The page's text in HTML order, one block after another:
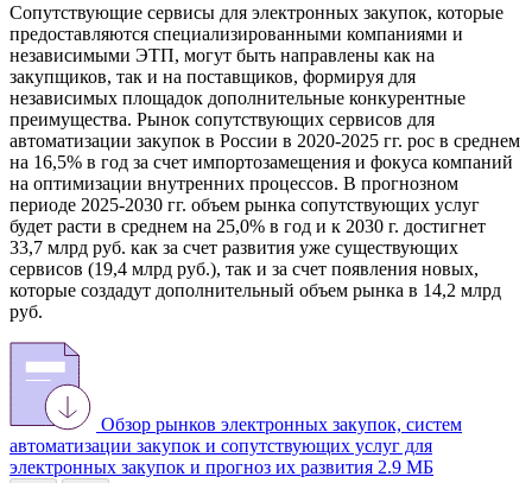
Сопутствующие сервисы для электронных закупок, которые
предоставляются специализированными компаниями и
независимыми ЭТП, могут быть направлены как на
закупщиков, так и на поставщиков, формируя для
независимых площадок дополнительные конкурентные
преимущества. Рынок сопутствующих сервисов для
автоматизации закупок в России в 2020-2025 гг. рос в среднем
на 16,5% в год за счет импортозамещения и фокуса компаний
на оптимизации внутренних процессов. В прогнозном
периоде 2025-2030 гг. объем рынка сопутствующих услуг
будет расти в среднем на 25,0% в год и к 2030 г. достигнет
33,7 млрд руб. как за счет развития уже существующих
сервисов (19,4 млрд руб.), так и за счет появления новых,
которые создадут дополнительный объем рынка в 14,2 млрд
руб.
Обзор рынков электронных закупок, систем
автоматизации закупок и сопутствующих услуг для
электронных закупок и прогноз их развития 2.9 МБ